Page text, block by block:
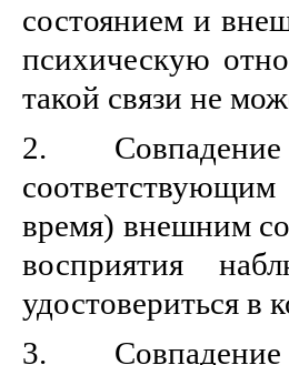
состоянием и
психическую
такой связи не
2.
время) внешним
восприятия
удостовериться в
3.